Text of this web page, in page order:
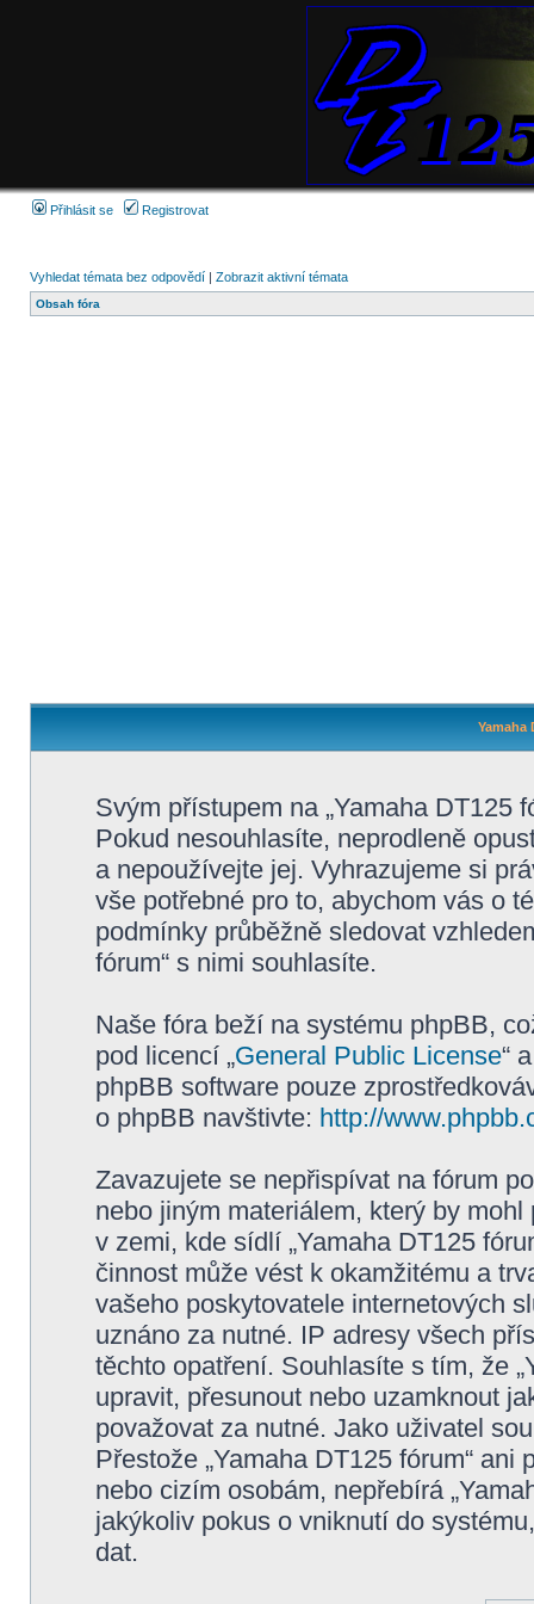
Přihlásit se Registrovat
Vyhledat témata bez odpovědí | Zobrazit aktivní témata
Obsah fóra
Yamaha
Svým přístupem na „Yamaha DT125
Pokud nesouhlasíte, neprodleně
a nepoužívejte jej. Vyhrazujeme si
vše potřebné pro to, abychom vás o
podmínky průběžně sledovat
fórum“ s nimi souhlasíte.
Naše fóra beží na systému phpBB,
pod licencí „General Public License“
phpBB software pouze
o phpBB navštivte: http://
Zavazujete se nepřispívat na fórum
nebo jiným materiálem, který by
v zemi, kde sídlí „Yamaha DT125
činnost může vést k okamžitému a
vašeho poskytovatele internetových
uznáno za nutné. IP adresy všech
těchto opatření. Souhlasíte s tím, že
upravit, přesunout nebo uzamknout
považovat za nutné. Jako uživatel
Přestože „Yamaha DT125 fórum“
nebo cizím osobám, nepřebírá
jakýkoliv pokus o vniknutí do
dat.